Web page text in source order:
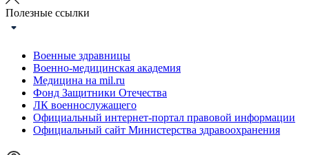
Полезные ссылки
Военные здравницы
Военно-медицинская академия
Медицина на mil.ru
Фонд Защитники Отечества
ЛК военнослужащего
Официальный интернет-портал правовой информации
Официальный сайт Министерства здравоохранения